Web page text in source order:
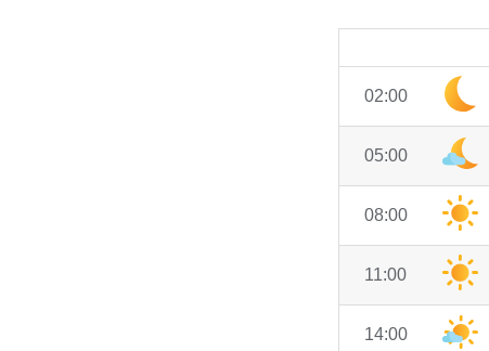
02:00
05:00
08:00
11:00
14:00